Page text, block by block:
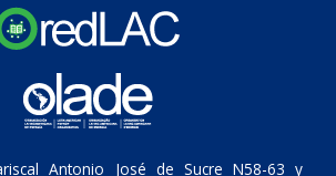
Antonio José de Sucre N58-63 y